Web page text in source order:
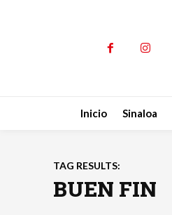
Inicio Sinaloa
TAG RESULTS:
BUEN FIN